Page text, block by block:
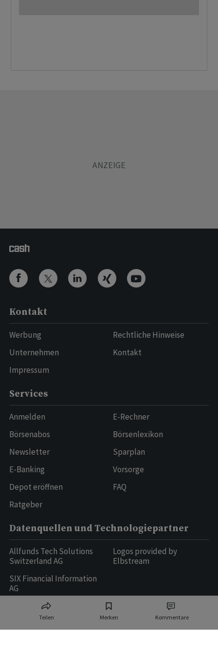
Teilen Merken Kommentare
Kontakt
Werbung
Unternehmen
Impressum
Rechtliche Hinweise
Kontakt
Services
Anmelden
Börsenabos
Newsletter
E-Banking
Depot eröffnen
Ratgeber
E-Rechner
Börsenlexikon
Sparplan
Vorsorge
FAQ
Datenquellen und Technologiepartner
Allfunds Tech Solutions
Switzerland AG
SIX Financial Information
AG
Logos provided by
Elbstream